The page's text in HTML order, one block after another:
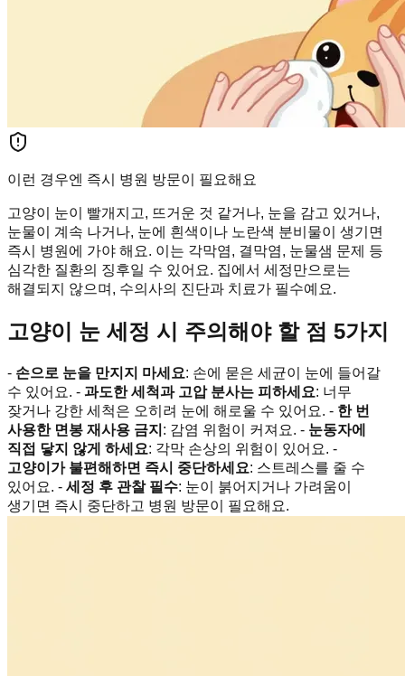
이런 경우엔 즉시 병원 방문이 필요해요
고양이 눈이 빨개지고, 뜨거운 것 같거나, 눈을 감고 있거나,
눈물이 계속 나거나, 눈에 흰색이나 노란색 분비물이 생기면
즉시 병원에 가야 해요. 이는 각막염, 결막염, 눈물샘 문제 등
심각한 질환의 징후일 수 있어요. 집에서 세정만으로는
해결되지 않으며, 수의사의 진단과 치료가 필수예요.
고양이 눈 세정 시 주의해야 할 점 5가지
- 손으로 눈을 만지지 마세요: 손에 묻은 세균이 눈에 들어갈
수 있어요. - 과도한 세척과 고압 분사는 피하세요: 너무
잦거나 강한 세척은 오히려 눈에 해로울 수 있어요. - 한 번
사용한 면봉 재사용 금지 : 감염 위험이 커져요. - 눈동자에
직접 닿지 않게 하세요: 각막 손상의 위험이 있어요. -
고양이가 불편해하면 즉시 중단하세요: 스트레스를 줄 수
있어요. - 세정 후 관찰 필수: 눈이 붉어지거나 가려움이
생기면 즉시 중단하고 병원 방문이 필요해요.